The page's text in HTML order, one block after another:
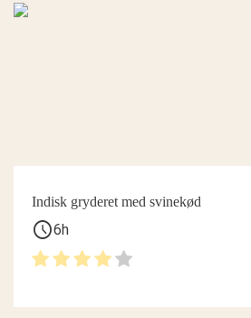
Indisk gryderet med svinekød
schedule6h